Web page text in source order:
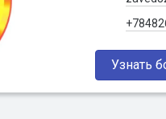
Узнать